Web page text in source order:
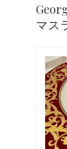
マス